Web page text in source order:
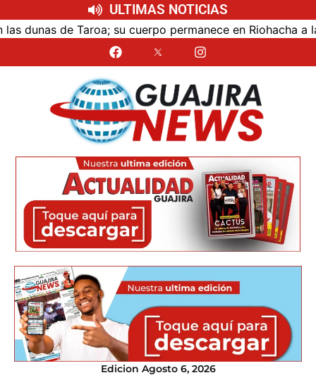
ULTIMAS NOTICIAS
de Taroa; su cuerpo permanece en Riohacha a la
Edicion Agosto 6, 2026